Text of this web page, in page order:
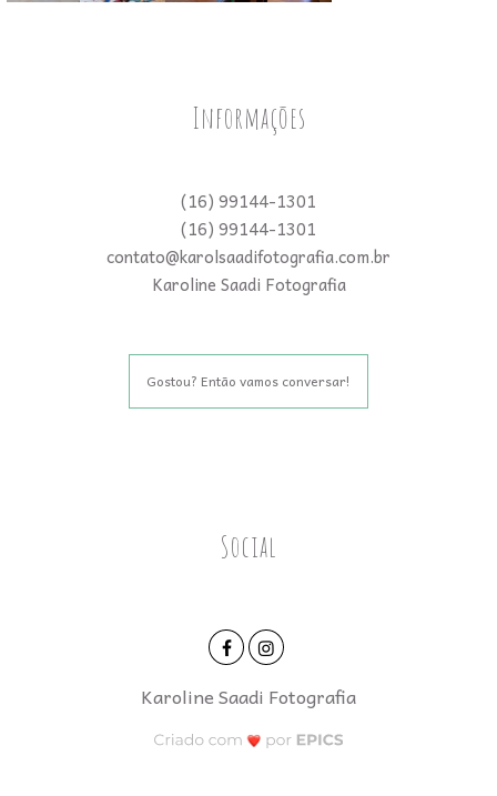
Informações
(16) 99144-1301
(16) 99144-1301
contato@karolsaadifotografia.com.br
Karoline Saadi Fotografia
Gostou? Então vamos conversar!
Social
Karoline Saadi Fotografia